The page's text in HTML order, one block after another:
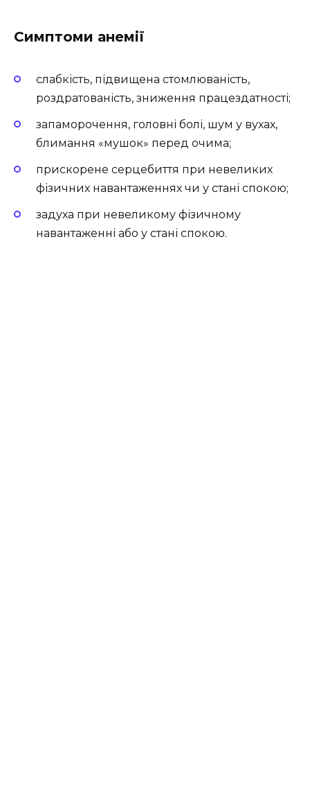
Симптоми анемії
слабкість, підвищена стомлюваність,
роздратованість, зниження працездатності;
запаморочення, головні болі, шум у вухах,
блимання «мушок» перед очима;
прискорене серцебиття при невеликих
фізичних навантаженнях чи у стані спокою;
задуха при невеликому фізичному
навантаженні або у стані спокою.